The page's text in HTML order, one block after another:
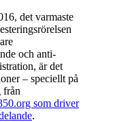
det varmaste
och anti-
är det
– speciellt på
från
som driver
.